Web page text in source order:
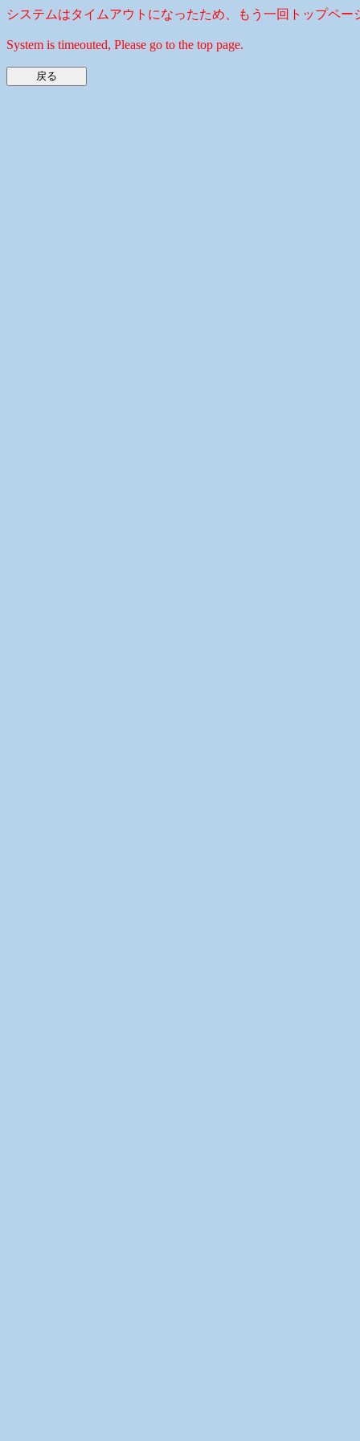
システムはタイムアウトになったため、もう一回トップペー
System is timeouted, Please go to the top page.